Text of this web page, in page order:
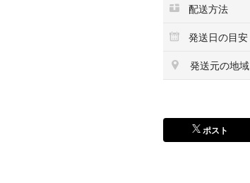
配送方法
発送日の目安
発送元の地域
ポスト